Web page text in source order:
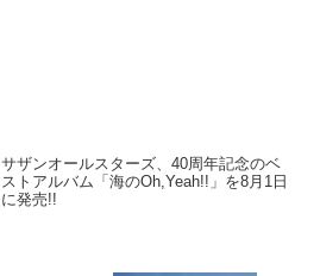
サザンオールスターズ、40周年記念のベ
ストアルバム「海のOh,Yeah!!」を8月1日
に発売!!